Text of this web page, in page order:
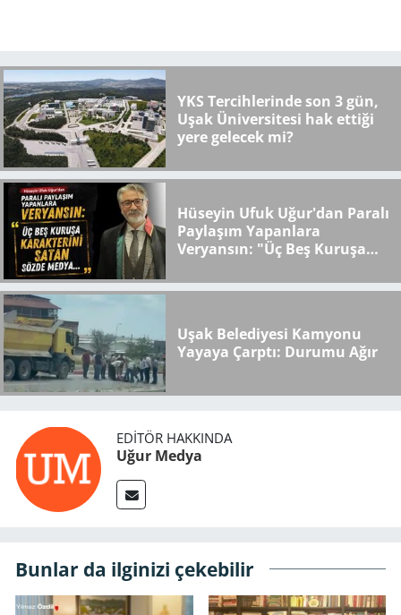
YKS Tercihlerinde son 3 gün,
Uşak Üniversitesi hak ettiği
yere gelecek mi?
Hüseyin Ufuk Uğur'dan Paralı
Paylaşım Yapanlara
Veryansın: "Üç Beş Kuruşa
Medya..."
Uşak Belediyesi Kamyonu
Yayaya Çarptı: Durumu Ağır
EDITÖR HAKKINDA
Uğur Medya
Bunlar da ilginizi çekebilir